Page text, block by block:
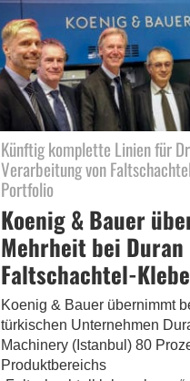
Künftig komplette Linien für
Verarbeitung von
Portfolio
Koenig & Bauer
Mehrheit bei Duran
Faltschachtel-
Koenig & Bauer übernimmt
türkischen Unternehmen
Machinery (Istanbul) 80
Produktbereichs